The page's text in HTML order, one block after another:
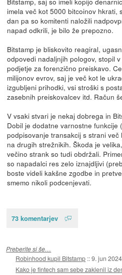
imela več kot 5000 bitcoinov hkrati,
dan pa so komitenti naložili
napad odkrili, je bilo že prepozno.
Bitstamp je bliskovito reagiral,
odpovedi nadaljnjih pologov, stopil
podjetje za forenzično preiskavo.
milijonov evrov, saj je več kot le
izgubljeni prihodki, vsi stroški s
zasebnih preiskovalcev itd. Račun
V vsaki stvari je nekaj dobrega in
Dobil je dodatne varnostne funkcije
podpisovanje transakcij s strani
na drugih strežnikih. Škoda je
večino strank so tudi obdržali.
so napadalci res zelo iznajdljivi
boste videli kakšne zgodbe in
smemo nikoli podcenjevati.
73 komentarjev
Preberite si še…
Robinhood kupil Bitstamp ::9. jun 2024
Kako je fintech sam sebe zaklenil iz